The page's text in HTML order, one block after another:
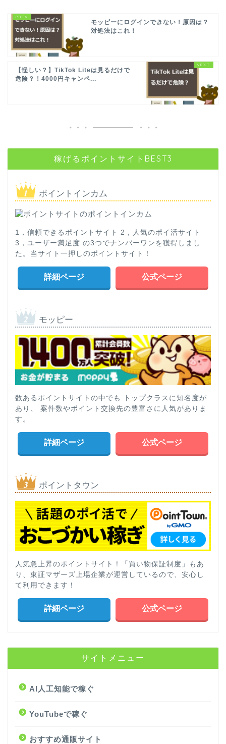
モッピーにログインできない！原因は？
対処法はこれ！
【怪しい？】TikTok Liteは見るだけで
危険？！4000円キャンペ...
稼げるポイントサイトBEST3
ポイントインカム
1，信頼できるポイントサイト 2，人気のポイ活サイト
3，ユーザー満足度 の3つでナンバーワンを獲得しまし
た。当サイト一押しのポイントサイト！
詳細ページ 公式ページ
モッピー
数あるポイントサイトの中でも トップクラスに知名度が
あり、 案件数やポイント交換先の豊富さに人気がありま
す。
詳細ページ 公式ページ
ポイントタウン
人気急上昇のポイントサイト！「買い物保証制度」もあ
り、東証マザーズ上場企業が運営しているので、安心し
て利用できます！
詳細ページ 公式ページ
サイトメニュー
AI人工知能で稼ぐ
YouTubeで稼ぐ
おすすめ通販サイト